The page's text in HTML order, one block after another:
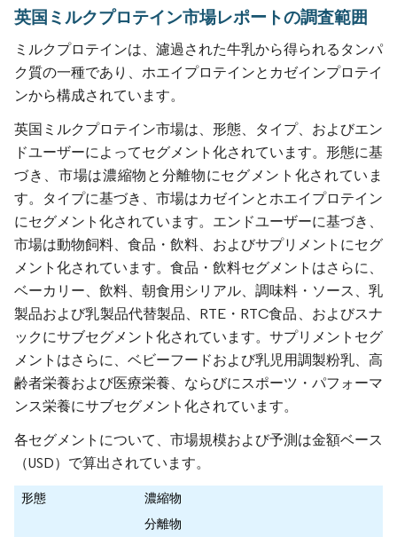
英国ミルクプロテイン市場レポートの調査範囲
ミルクプロテインは、濾過された牛乳から得られるタンパ
ク質の一種であり、ホエイプロテインとカゼインプロテイ
ンから構成されています。
英国ミルクプロテイン市場は、形態、タイプ、およびエン
ドユーザーによってセグメント化されています。形態に基
づき、市場は濃縮物と分離物にセグメント化されていま
す。タイプに基づき、市場はカゼインとホエイプロテイン
にセグメント化されています。エンドユーザーに基づき、
市場は動物飼料、食品・飲料、およびサプリメントにセグ
メント化されています。食品・飲料セグメントはさらに、
ベーカリー、飲料、朝食用シリアル、調味料・ソース、乳
製品および乳製品代替製品、RTE・RTC食品、およびスナ
ックにサブセグメント化されています。サプリメントセグ
メントはさらに、ベビーフードおよび乳児用調製粉乳、高
齢者栄養および医療栄養、ならびにスポーツ・パフォーマ
ンス栄養にサブセグメント化されています。
各セグメントについて、市場規模および予測は金額ベース
（USD）で算出されています。
形態
濃縮物
分離物